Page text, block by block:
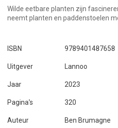
Wilde eetbare planten zijn
neemt planten en paddenstoelen
ISBN 9789401487658
Uitgever Lannoo
Jaar 2023
Pagina's 320
Auteur Ben Brumagne